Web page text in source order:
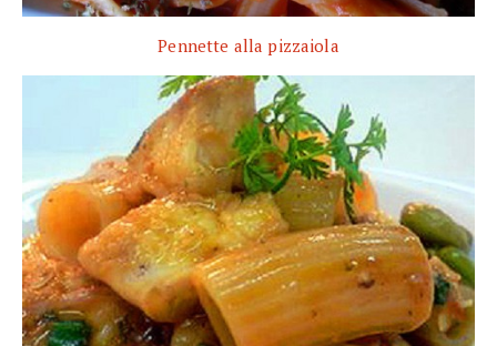
Pennette alla pizzaiola